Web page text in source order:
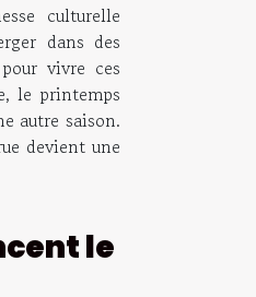
culturelle
dans des
vivre ces
le printemps
autre saison.
devient une
le